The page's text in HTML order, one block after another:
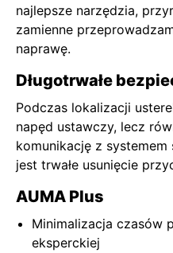
najlepsze narzędzia,
zamienne
naprawę.
Długotrwałe
Podczas lokalizacji
napęd ustawczy, lecz
komunikację z
jest trwałe usunięcie
AUMA Plus
Minimalizacja czasów
eksperckiej